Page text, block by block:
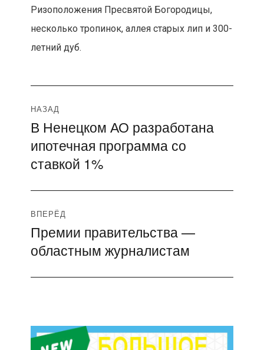
Ризоположения Пресвятой Богородицы,
несколько тропинок, аллея старых лип и 300-
летний дуб.
Навигация
по
записям
НАЗАД
Предыдущая
запись:
В Ненецком АО разработана
ипотечная программа со
ставкой 1%
ВПЕРЁД
Следующая
запись:
Премии правительства —
областным журналистам